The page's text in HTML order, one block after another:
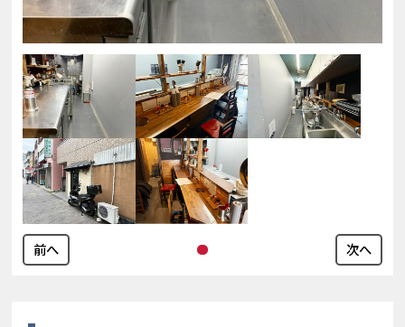
前へ 次へ